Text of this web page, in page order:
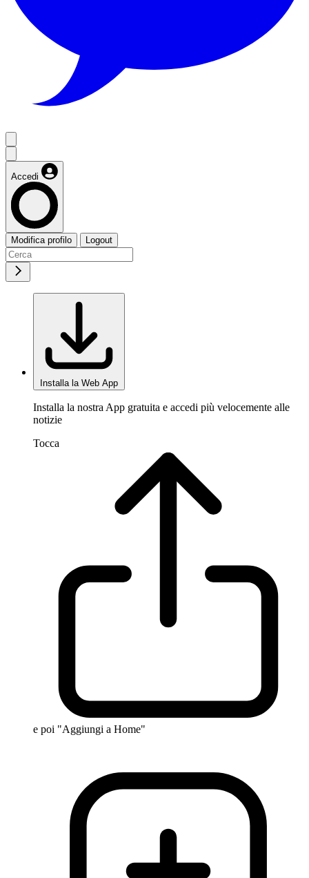
Accedi
Modifica profilo Logout
Installa la Web App
Installa la nostra App gratuita e accedi più velocemente alle
notizie
Tocca
e poi "Aggiungi a Home"